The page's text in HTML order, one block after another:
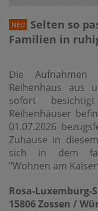
NEU
Selten so
Familien in
Die
Reihenhaus aus
sofort
Reihenhäuser
01.07.2026
Zuhause in
sich in dem
"Wohnen am
Rosa-Luxemburg-
15806 Zossen /